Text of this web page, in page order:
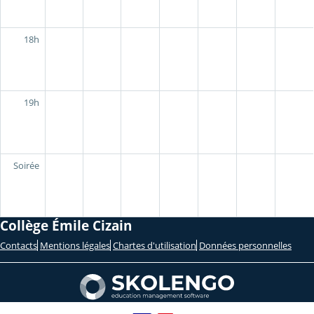
18h
19h
Soirée
Collège Émile Cizain
Contacts Mentions légales Chartes d'utilisation Données personnelles